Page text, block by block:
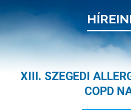
XIII. SZEGEDI
COPD